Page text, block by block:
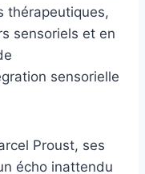
thérapeutiques,
sensoriels et en
sensorielle
Proust, ses
écho inattendu